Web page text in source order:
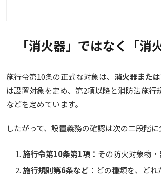
「消火器」ではなく「消
施行令第10条の正式な対象は、 消火器また
は設置対象を定め、第2項以降と消防法施
などを定めています。
したがって、設置義務の確認は次の二段階に
施行令第10条第1項： その防火対象物
施行規則第6条など： どの種類を、ど